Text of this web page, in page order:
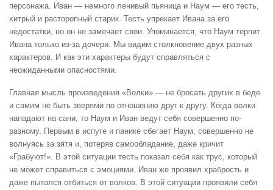
персонажа. Иван — немного ленивый пьяница и Наум — его тесть,
хитрый и расторопный старик. Тесть упрекает Ивана за его
недостатки, но он не замечает свои. Упоминается, что Наум терпит
Ивана только из-за дочери. Мы видим столкновение двух разных
характеров. И как эти характеры будут справляться с
неожиданными опасностями.
Главная мысль произведения «Волки» — не бросать других в беде
и самим не быть зверями по отношению друг к другу. Когда волки
нападают на сани, то Наум и Иван ведут себя совершенно по-
разному. Первым в испуге и панике сбегает Наум, совершенно не
волнуясь за зятя и, потеряв самообладание, даже кричит
«Грабуют!». В этой ситуации тесть показал себя как трус, который
не может справиться с эмоциями. Иван же проявил храбрость и
даже пытался отбиться от волков. В этой ситуации проявили себя